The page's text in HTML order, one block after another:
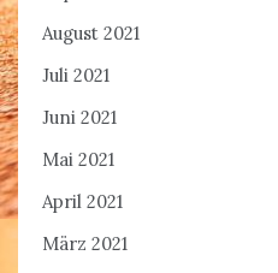
August 2021
Juli 2021
Juni 2021
Mai 2021
April 2021
März 2021